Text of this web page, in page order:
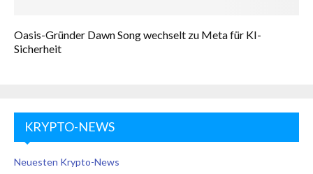
Oasis-Gründer Dawn Song wechselt zu Meta für KI-
Sicherheit
KRYPTO-NEWS
Neuesten Krypto-News